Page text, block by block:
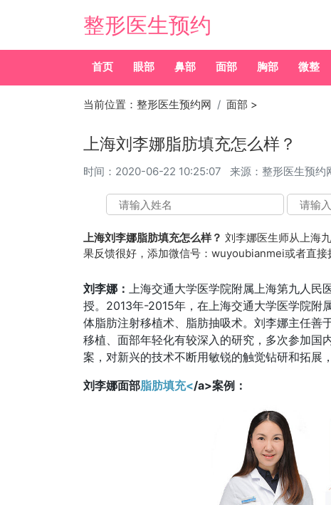
整形医生预约
首页 眼部 鼻部 面部 胸部 微整
当前位置： 整形医生预约网 面部 >
上海刘李娜脂肪填充怎么样？
时间： 2020-06-22 10:25:07 来源：整形医生预约
上海刘李娜脂肪填充怎么样？ 刘李娜医生师从上海
果反馈很好，添加微信号：wuyoubianmei或者直
刘李娜：
上海交通大学医学院附属上海第九人
授。2013年-2015年，在上海交通大学医学院附
体脂肪注射移植术、脂肪抽吸术。刘李娜主任善
移植、面部年轻化有较深入的研究，多次参加国
案，对新兴的技术不断用敏锐的触觉钻研和拓展
刘李娜面部脂肪填充</a>案例：